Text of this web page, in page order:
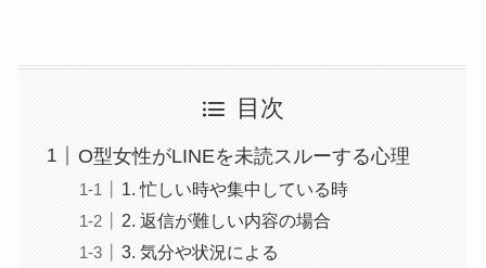
目次
O型女性がLINEを未読スルーする心理
1. 忙しい時や集中している時
2. 返信が難しい内容の場合
3. 気分や状況による